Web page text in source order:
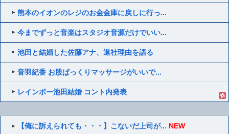
熊本のイオンのレジのお金金庫に戻しに行っ...
今までずっと音楽はスタジオ音源だけでいい...
池田と結婚した佐藤アナ、退社理由を語る
音羽紀香 お股ぱっくりマッサージがいいで...
レインボー池田結婚 コント内発表
【俺に訴えられても・・・】こないだ上司が... NEW